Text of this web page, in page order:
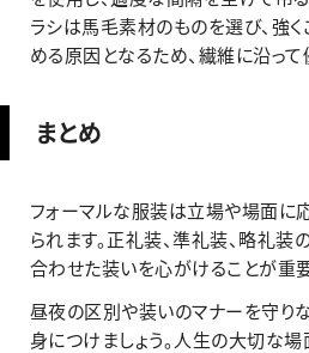
ラシは馬毛素材のものを選び、強
める原因となるため、繊維に沿って
まとめ
フォーマルな服装は立場や場面に
られます。正礼装、準礼装、略礼装
合わせた装いを心がけることが重要
昼夜の区別や装いのマナーを守り
身につけましょう。人生の大切な